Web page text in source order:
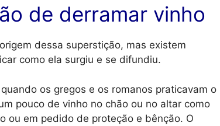
de derramar vinho
dessa superstição, mas existem
como ela surgiu e se difundiu.
os gregos e os romanos praticavam o
pouco de vinho no chão ou no altar como
ou em pedido de proteção e bênção. O